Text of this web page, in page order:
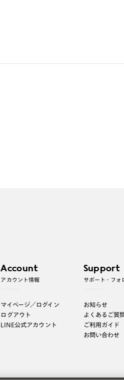
Account
アカウント情報
マイページ／ログイン
ログアウト
LINE公式アカウント
Support
サポート・フォ
お知らせ
よくあるご質問
ご利用ガイド
お問い合わせ